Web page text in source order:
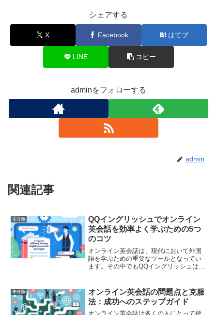
シェアする
X Facebook はてブ
LINE コピー
adminをフォローする
admin
関連記事
未分類
QQイングリッシュでオンライン
英会話を効率よく学ぶための5つ
のコツ
オンライン英会話は、現代において外国
語を学ぶための重要なツールとなってい
ます。その中でもQQイングリッシュは、
と効率よく学べるか？」とお考えの方も
多いでしょう。この記事...
未分類
オンライン英会話の問題点と克服
法：成功へのステップガイド
オンライン英会話は多くの人にとって便